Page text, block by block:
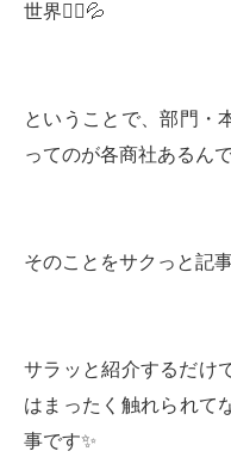
世界🤷‍♀️💦
ということで、部門・
ってのが各商社あるん
そのことをサクっと記
サラッと紹介するだけ
はまったく触れられて
事です✨